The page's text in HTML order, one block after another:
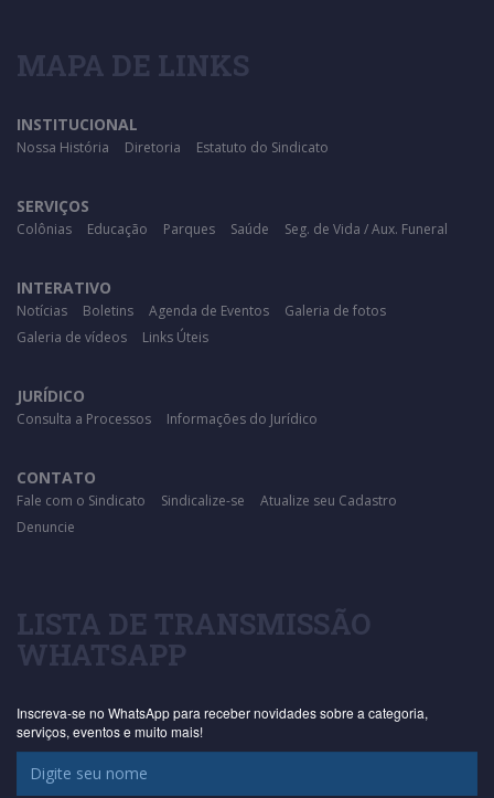
MAPA DE LINKS
INSTITUCIONAL
Nossa História Diretoria Estatuto do Sindicato
SERVIÇOS
Colônias Educação Parques Saúde Seg. de Vida / Aux. Funeral
INTERATIVO
Notícias Boletins Agenda de Eventos
Galeria de fotos
Galeria de vídeos
Links Úteis
JURÍDICO
Consulta a Processos Informações do Jurídico
CONTATO
Fale com o Sindicato Sindicalize-se
Atualize seu Cadastro
Denuncie
LISTA DE TRANSMISSÃO
WHATSAPP
Inscreva-se no WhatsApp para receber novidades sobre a categoria,
serviços, eventos e muito mais!